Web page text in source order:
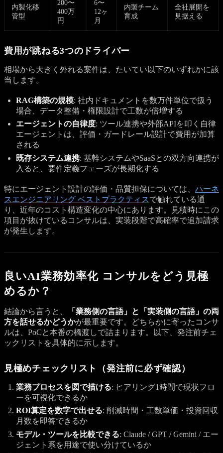
内製化移
管型
200〜
400万
円
6〜
12ヶ
月
内製チーム
育成
全社展開を
見据える
費用が跳ねる3つのドライバー
相場から大きく外れる案件は、たいてい以下のいずれかに該
当します。
RAG構築の規模: 社内ドキュメントを数万件単位で扱う
場合、データ整備・権限設計で工数が倍増する
エージェントの自律度: ツール連携や外部APIを叩く自律
エージェントは、評価・ガードレール設計で費用が加算
される
既存システム連携: 基幹システムやSaaSとの双方向連携が
入ると、要件定義フェーズが長期化する
特にエージェント設計の評価・品質担保については、 ハーネ
スエンジニアリング ベストプラクティスで触れている通
り、近年のコスト構造変化の中心にあります。見積時にこの
項目が抜けているコンサルは、実装段階で高確率で追加請求
が発生します。
良いAI業務効率化 コンサルをどう見極
めるか？
結論から言うと、
「業務側の言語」と「実装側の言語」の両
方を話せるかどうかが最重要です。どちらかに寄ったコンサ
ルは、PoCと本番の橋渡しで詰まります。以下、発注前チェ
ックリストを具体的に示します。
見極めチェックリスト（発注前に必ず確認）
業務プロセスを図で描ける: ヒアリング1時間で現状フロ
ーを可視化できるか
ROI算定を数字で出せる: 削減時間・工数単価・投資回収
月数を即答できるか
モデル・ツールを比較できる: Claude / GPT / Gemini / エー
ジェント系を用途で使い分けているか